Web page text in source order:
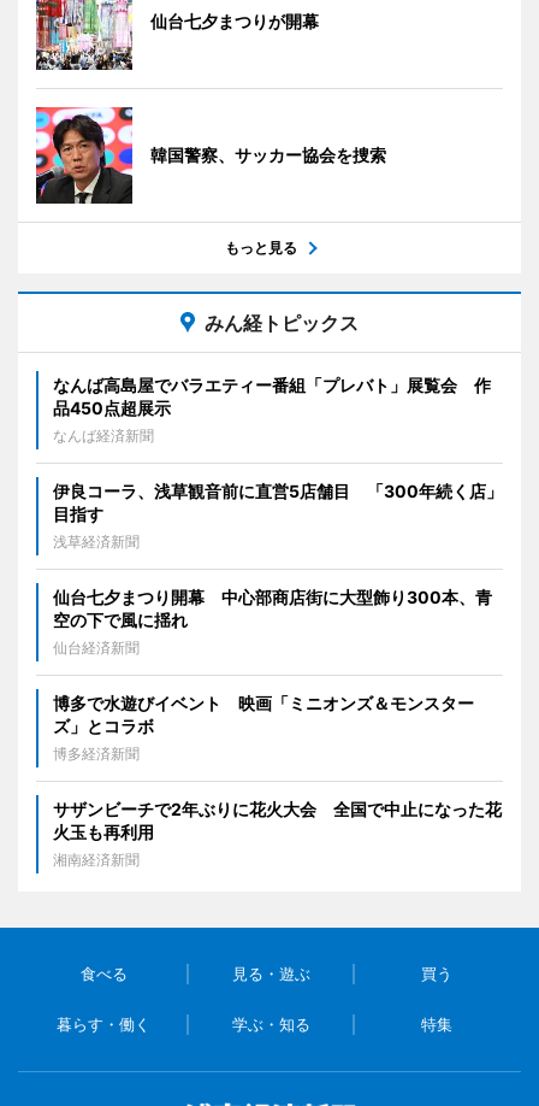
仙台七夕まつりが開幕
韓国警察、サッカー協会を捜索
もっと見る
みん経トピックス
なんば高島屋でバラエティー番組「プレバト」展覧会 作
品450点超展示
なんば経済新聞
伊良コーラ、浅草観音前に直営5店舗目 「300年続く店」
目指す
浅草経済新聞
仙台七夕まつり開幕 中心部商店街に大型飾り300本、青
空の下で風に揺れ
仙台経済新聞
博多で水遊びイベント 映画「ミニオンズ＆モンスター
ズ」とコラボ
博多経済新聞
サザンビーチで2年ぶりに花火大会 全国で中止になった花
火玉も再利用
湘南経済新聞
食べる 見る・遊ぶ 買う
暮らす・働く 学ぶ・知る 特集